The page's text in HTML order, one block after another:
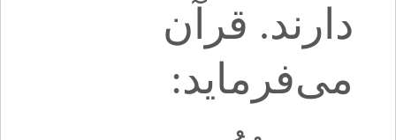
دارند. قرآن
می‌فرماید: